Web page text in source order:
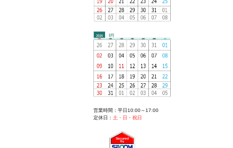
営業時間：平日10:00～17:00
定休日： 土・日・祝日